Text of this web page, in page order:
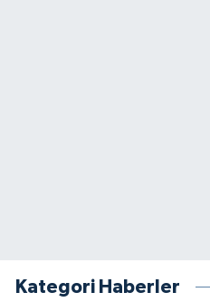
Kategori Haberler